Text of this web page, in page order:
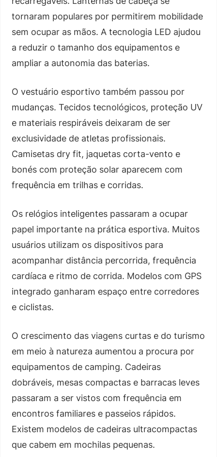
tornaram populares por permitirem mobilidade
sem ocupar as mãos. A tecnologia LED ajudou
a reduzir o tamanho dos equipamentos e
ampliar a autonomia das baterias.
O vestuário esportivo também passou por
mudanças. Tecidos tecnológicos, proteção UV
e materiais respiráveis deixaram de ser
exclusividade de atletas profissionais.
Camisetas dry fit, jaquetas corta-vento e
bonés com proteção solar aparecem com
frequência em trilhas e corridas.
Os relógios inteligentes passaram a ocupar
papel importante na prática esportiva. Muitos
usuários utilizam os dispositivos para
acompanhar distância percorrida, frequência
cardíaca e ritmo de corrida. Modelos com GPS
integrado ganharam espaço entre corredores
e ciclistas.
O crescimento das viagens curtas e do turismo
em meio à natureza aumentou a procura por
equipamentos de camping. Cadeiras
dobráveis, mesas compactas e barracas leves
passaram a ser vistos com frequência em
encontros familiares e passeios rápidos.
Existem modelos de cadeiras ultracompactas
que cabem em mochilas pequenas.